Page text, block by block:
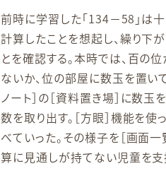
前時に学習した「134－58」は
計算したことを想起し、繰り下
とを確認する。本時では、百の
ないか、位の部屋に数玉を置い
ノート］の［資料置き場］に数玉
数を取り出す。［方眼］機能を
べていった。その様子を［画面
算に見通しが持てない児童を支